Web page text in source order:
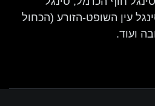
עין השופט-הזורע (הכחול
ועוד.